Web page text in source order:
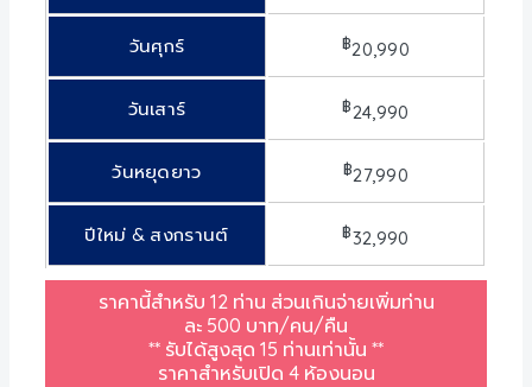
วันศุกร์ ฿20,990
วันเสาร์ ฿24,990
วันหยุดยาว ฿27,990
ปีใหม่ & สงกรานต์ ฿32,990
ราคานี้สำหรับ 12 ท่าน ส่วนเกินจ่ายเพิ่มท่าน
ละ 500 บาท/คน/คืน
** รับได้สูงสุด 15 ท่านเท่านั้น **
ราคาสำหรับเปิด 4 ห้องนอน